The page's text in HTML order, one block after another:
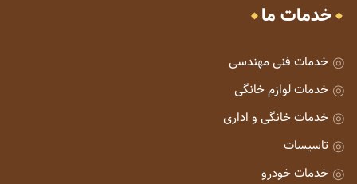
خدمات ما
خدمات فنی مهندسی
خدمات لوازم خانگی
خدمات خانگی و اداری
تاسیسات
خدمات خودرو